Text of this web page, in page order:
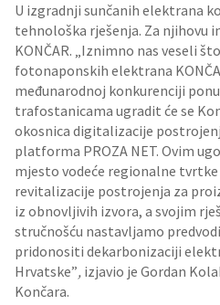
U izgradnji sunčanih elektrana
tehnološka rješenja. Za njihovu
KONČAR. „Iznimno nas veseli
fotonaponskih elektrana
međunarodnoj konkurenciji
trafostanicama ugradit će se
okosnica digitalizacije
platforma PROZA NET. Ovim
mjesto vodeće regionalne
revitalizacije postrojenja za
iz obnovljivih izvora, a svojim
stručnošću nastavljamo
pridonositi dekarbonizaciji
Hrvatske”, izjavio je Gordan
Končara.